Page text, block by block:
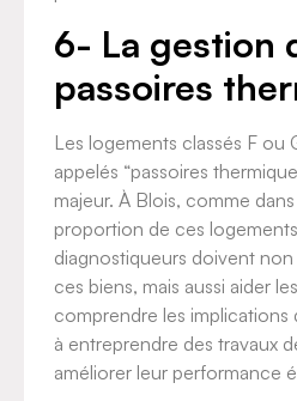
6- La gestion
passoires
Les logements classés F ou
appelés “passoires
majeur. À Blois, comme dans
proportion de ces
diagnostiqueurs doivent
ces biens, mais aussi aider
comprendre les implications
à entreprendre des travaux
améliorer leur performance